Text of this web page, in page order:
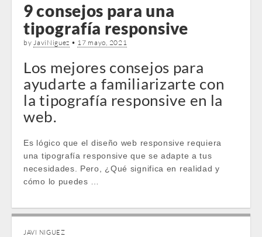
9 consejos para una
tipografía responsive
byJaviNiguez • 17 mayo, 2021
Los mejores consejos para
ayudarte a familiarizarte con
la tipografía responsive en la
web.
Es lógico que el diseño web responsive requiera
una tipografía responsive que se adapte a tus
necesidades. Pero, ¿Qué significa en realidad y
cómo lo puedes …
JAVI NIGUEZ